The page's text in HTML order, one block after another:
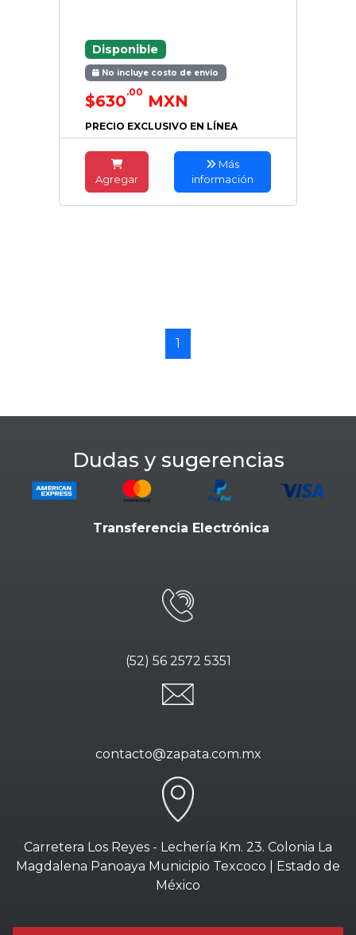
Disponible
No incluye costo de envío
$630.00 MXN
PRECIO EXCLUSIVO EN LÍNEA
Agregar
Más
información
1
Dudas y sugerencias
Transferencia Electrónica
(52) 56 2572 5351
contacto@zapata.com.mx
Carretera Los Reyes - Lechería Km. 23. Colonia La
Magdalena Panoaya Municipio Texcoco | Estado de
México